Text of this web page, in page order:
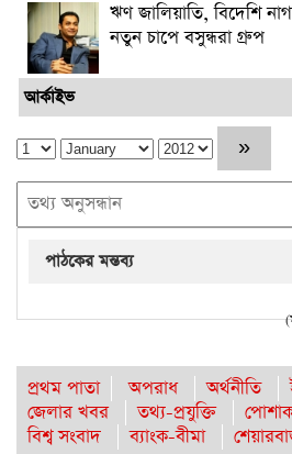
ঋণ জালিয়াতি, বিদেশি
নতুন চাপে বসুন্ধরা গ্রুপ
আর্কাইভ
পাঠকের মন্তব্য
প্রথম পাতা অপরাধ অর্থনীতি
জেলার খবর
তথ্য-প্রযুক্তি
বিশ্ব সংবাদ
ব্যাংক-বীমা